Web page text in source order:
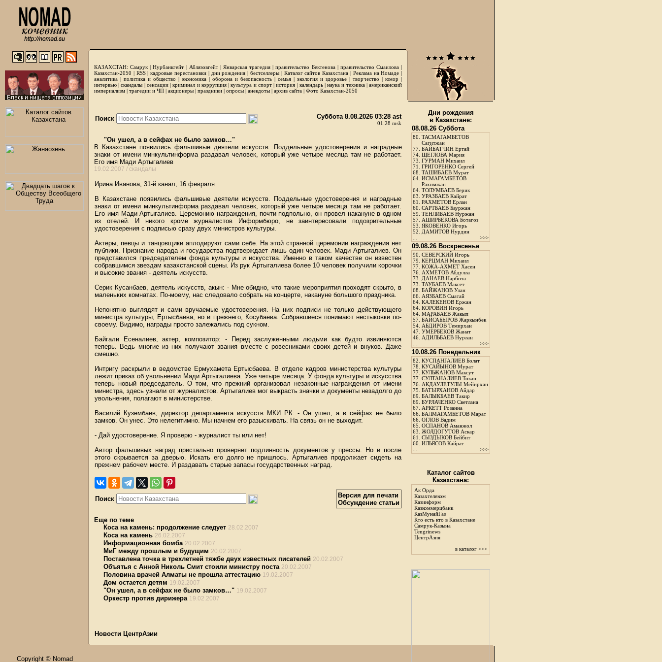
КАЗАХСТАН: Самрук |Нурбанкгейт | Аблязовгейт| Январская трагедия |правительство Бектенова| правительство Смаилова|
Казахстан-2050 | RSS|кадровые перестановки| дни рождения | бестселлеры| Каталог сайтов Казахстана | Реклама на Номаде |
аналитика | политика и общество | экономика | оборона и безопасность | семья | экология и здоровье | творчество | юмор |
интервью |скандалы | сенсации|криминал и коррупция|культура и спорт|история | календарь|наука и техника|американский
империализм | трагедии и ЧП | акционеры | праздники | опросы | анекдоты | архив сайта | Фото Казахстан-2050
Поиск Суббота 8.08.2026 03:28 ast
01:28 msk
"Он ушел, а в сейфах не было замков…"
В Казахстане появились фальшивые деятели искусств. Поддельные удостоверения и наградные
знаки от имени минкультинформа раздавал человек, который уже четыре месяца там не работает.
Его имя Мади Артыгалиев
19.02.2007 / скандалы
Ирина Иванова, 31-й канал, 16 февраля
В Казахстане появились фальшивые деятели искусств. Поддельные удостоверения и наградные
знаки от имени минкультинформа раздавал человек, который уже четыре месяца там не работает.
Его имя Мади Артыгалиев. Церемонию награждения, почти подпольно, он провел накануне в одном
из отелей. И никого кроме журналистов Информбюро, не заинтересовали подозрительные
удостоверения с подписью сразу двух министров культуры.
Актеры, певцы и танцовщики аплодируют сами себе. На этой странной церемонии награждения нет
публики. Признание народа и государства подтверждает лишь один человек. Мади Артыгалиев. Он
представился председателем фонда культуры и искусства. Именно в таком качестве он известен
собравшимся звездам казахстанской сцены. Из рук Артыгалиева более 10 человек получили корочки
и высокие звания - деятель искусств.
Серик Кусанбаев, деятель искусств, акын: - Мне обидно, что такие мероприятия проходят скрыто, в
маленьких комнатах. По-моему, нас следовало собрать на концерте, накануне большого праздника.
Непонятно выглядят и сами вручаемые удостоверения. На них подписи не только действующего
министра культуры, Ертысбаева, но и прежнего, Косубаева. Собравшиеся понимают нестыковки по-
своему. Видимо, награды просто залежались под сукном.
Байгали Есеналиев, актер, композитор: - Перед заслуженными людьми как будто извиняются
теперь. Ведь многие из них получают звания вместе с ровесниками своих детей и внуков. Даже
смешно.
Интригу раскрыли в ведомстве Ермухамета Ертысбаева. В отделе кадров министерства культуры
лежит приказ об увольнении Мади Артыгалиева. Уже четыре месяца. У фонда культуры и искусства
теперь новый председатель. О том, что прежний организовал незаконные награждения от имени
министра, здесь узнали от журналистов. Артыгалиев мог выкрасть значки и документы незадолго до
увольнения, полагают в министерстве.
Василий Кузембаев, директор департамента искусств МКИ РК: - Он ушел, а в сейфах не было
замков. Он унес. Это нелегитимно. Мы начнем его разыскивать. На связь он не выходит.
- Дай удостоверение. Я проверю - журналист ты или нет!
Автор фальшивых наград пристально проверяет подлинность документов у прессы. Но и после
этого скрывается за дверью. Искать его долго не пришлось. Артыгалиев продолжает сидеть на
прежнем рабочем месте. И раздавать старые запасы государственных наград.
Поиск
Версия для печати
Обсуждение статьи
Еще по теме
Коса на камень: продолжение следует 28.02.2007
Коса на камень 26.02.2007
Информационная бомба 20.02.2007
МиГ между прошлым и будущим 20.02.2007
Поставлена точка в трехлетней тяжбе двух известных писателей 20.02.2007
Объятья с Анной Николь Смит стоили министру поста 20.02.2007
Половина врачей Алматы не прошла аттестацию 19.02.2007
Дом остается детям 19.02.2007
"Он ушел, а в сейфах не было замков…" 19.02.2007
Оркестр против дирижера 19.02.2007
Новости ЦентрАзии
Дни рождения
в Казахстане:
08.08.26 Суббота
80. ТАСМАГАМБЕТОВ
Сагитжан
77. БАЙБАТЧИН Ертай
74. ЩЕГЛОВА Мария
73. ГУРМАН Михаил
71. ГРИГОРЕНКО Сергей
68. ТАШИБАЕВ Мурат
64. ИСМАГАМБЕТОВ
Рахимжан
64. ТОЛУМБАЕВ Берик
63. УРАЗБАЕВ Кайрат
61. РАХМЕТОВ Ерлан
60. САРТБАЕВ Бауржан
59. ТЕНЛИБАЕВ Нуржан
57. АШИРБЕКОВА Ботагоз
53. ЯКОВЕНКО Игорь
52. ДАМИТОВ Нурдин
>>>
09.08.26 Воскресенье
90. СЕВЕРСКИЙ Игорь
79. КЕРЦМАН Михаил
77. КОЖА-АХМЕТ Хасен
76. АХМЕТОВ Абдулла
73. ДАНАЕВ Нарбота
73. ТАУБАЕВ Максет
68. БАЙЖАНОВ Улан
66. АЯЗБАЕВ Сматай
64. КАЛЕКЕНОВ Ержан
64. КОРОВИН Игорь
64. МАРАБАЕВ Жакып
57. БАЙСАБЫРОВ Жаркынбек
54. АБДИРОВ Темирхан
47. УМЕРБЕКОВ Жанат
46. АДИЛЬБАЕВ Нурлан
>>>
10.08.26 Понедельник
82. КУСПАНГАЛИЕВ Болат
78. КУСАЙЫНОВ Мурат
77. КУЛЬЖАНОВ Максут
77. СУЛТАНАЛИЕВ Токан
76. АКДАУЛЕТУЛЫ Мейирхан
75. БАТЫРХАНОВ Айдар
69. БАЛЫКБАЕВ Такир
69. БУРЛАЧЕНКО Светлана
67. АРКЕТТ Розанна
66. БАЛМАГАМБЕТОВ Марат
66. ОГЛОВ Вадим
65. ОСПАНОВ Аманжол
63. ЖОЛДОГУТОВ Аскар
61. СЫЗДЫКОВ Бейбит
60. ИЛЬЯСОВ Кайрат
>>>
Каталог сайтов
Казахстана:
Ак Орда
Казахтелеком
Казинформ
Казкоммерцбанк
КазМунайГаз
Кто есть кто в Казахстане
Самрук-Казына
Tengrinews
ЦентрАзия
в каталог >>>
Copyright © Nomad